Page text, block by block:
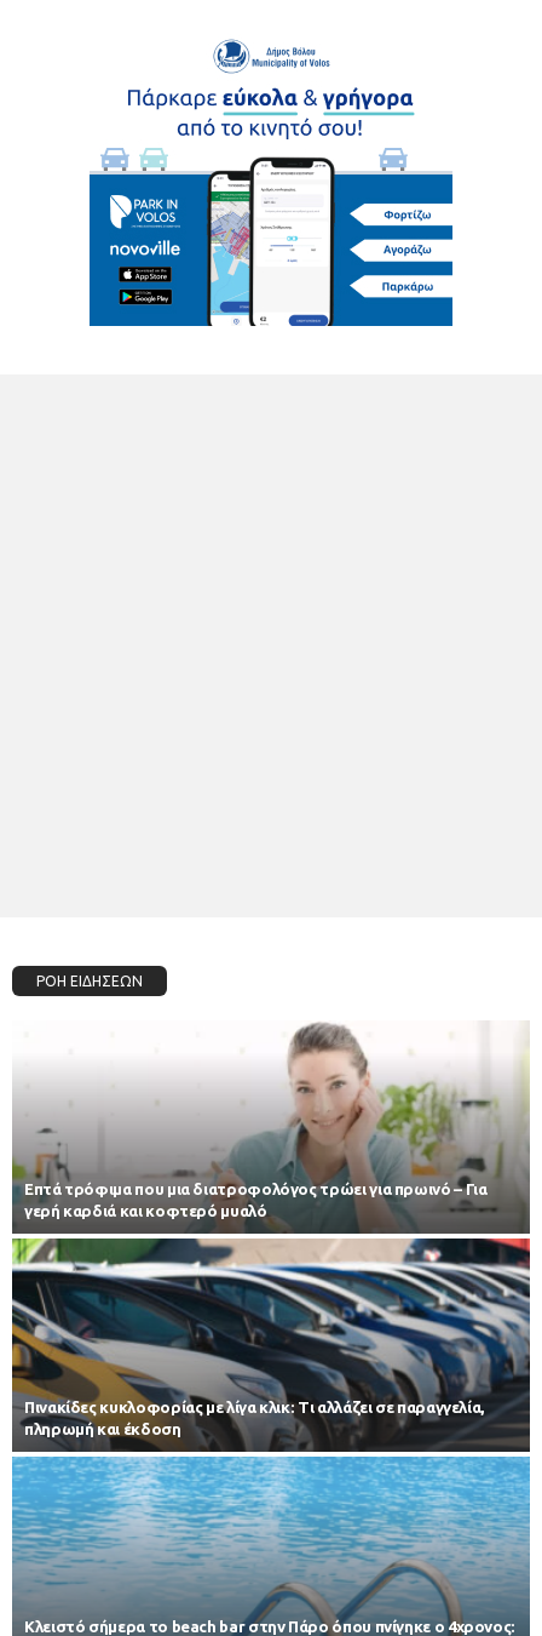
ΡΟΗ ΕΙΔΗΣΕΩΝ
Επτά τρόφιμα που μια διατροφολόγος τρώει για πρωινό – Για
γερή καρδιά και κοφτερό μυαλό
Πινακίδες κυκλοφορίας με λίγα κλικ: Τι αλλάζει σε παραγγελία,
πληρωμή και έκδοση
Κλειστό σήμερα το beach bar στην Πάρο όπου πνίγηκε ο 4χρονος: